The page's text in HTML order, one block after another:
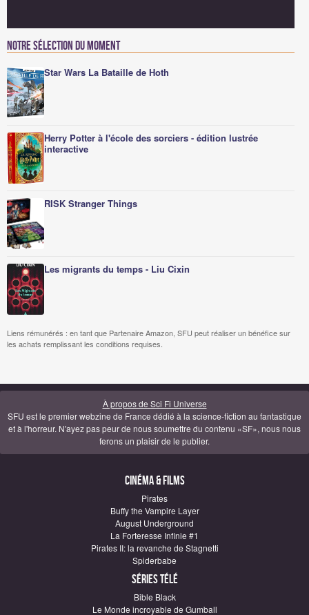
Notre sélection du moment
Star Wars La Bataille de Hoth
Herry Potter à l'école des sorciers - édition lustrée
interactive
RISK Stranger Things
Les migrants du temps - Liu Cixin
Liens rémunérés : en tant que Partenaire Amazon, SFU peut réaliser un bénéfice sur
les achats remplissant les conditions requises.
À propos de Sci Fi Universe
SFU est le premier webzine de France dédié à la science-fiction au fantastique
et à l'horreur. N'ayez pas peur de nous soumettre du contenu «SF», nous nous
ferons un plaisir de le publier.
Cinéma & Films
Pirates
Buffy the Vampire Layer
August Underground
La Forteresse Infinie #1
Pirates II: la revanche de Stagnetti
Spiderbabe
Séries télé
Bible Black
Le Monde incroyable de Gumball